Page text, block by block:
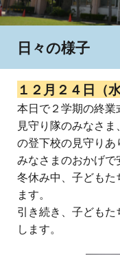
日々の様子
１２月 ２４ 日（
本日で２学期の終業
見守り隊のみなさ
の登下校の見守りあ
みなさまのおかげで
冬休み中、子どもた
ます。
引き続き、子ども
します。